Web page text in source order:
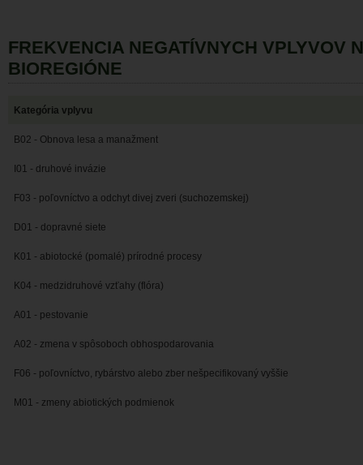
FREKVENCIA NEGATÍVNYCH VPLYVOV
BIOREGIÓNE
Kategória vplyvu
B02 - Obnova lesa a manažment
I01 - druhové invázie
F03 - poľovníctvo a odchyt divej zveri (suchozemskej)
D01 - dopravné siete
K01 - abiotocké (pomalé) prírodné procesy
K04 - medzidruhové vzťahy (flóra)
A01 - pestovanie
A02 - zmena v spôsoboch obhospodarovania
F06 - poľovníctvo, rybárstvo alebo zber nešpecifikovaný vyššie
M01 - zmeny abiotických podmienok